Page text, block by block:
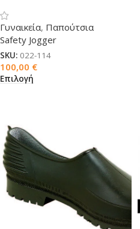
Γυναικεία, Παπούτσια
Safety Jogger
SKU: 022-114
100,00 €
Επιλογή